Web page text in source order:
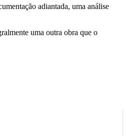
adiantada, uma análise
uma outra obra que o